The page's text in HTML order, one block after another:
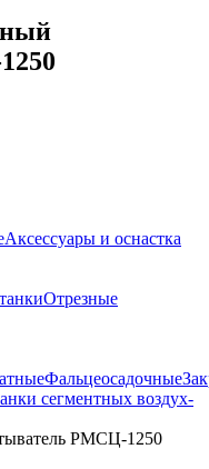
Аксeccyapы и оснастка
Отрезные
Фальцеосадочные
сегментных воздух-
РМСЦ-1250